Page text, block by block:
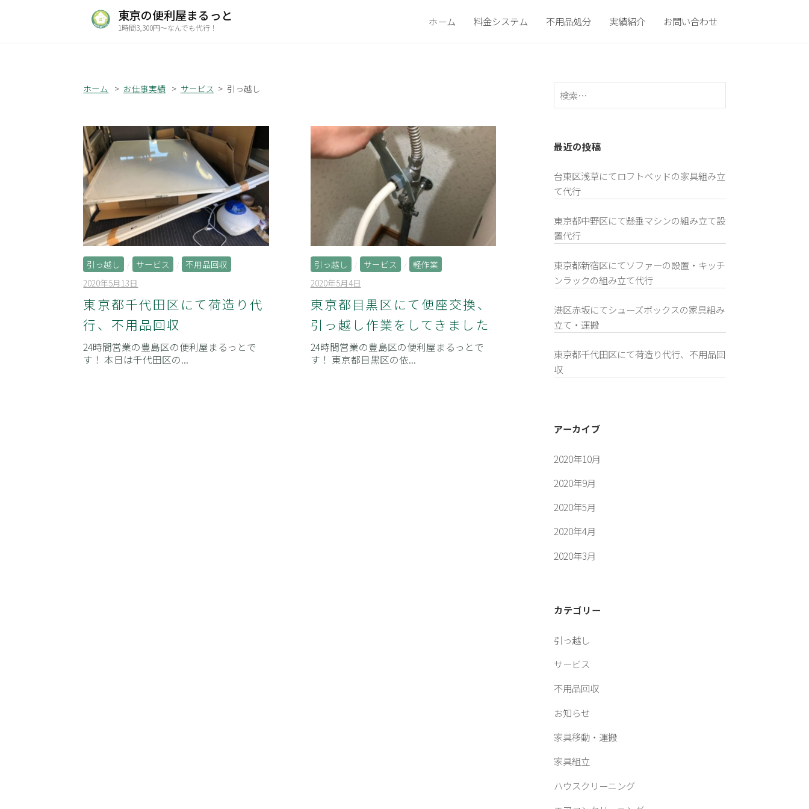
東京の便利屋まるっと
1時間3,300円～なんでも代行！ ホーム 料金システム 不用品処分 実績紹介 お問い合わせ
ホーム お仕事実績 サービス 引っ越し
引っ越し / サービス /
不用品回収
2020年5月13日
admin
件
の
メ
ン
東京都千代田区にて荷造り代
行、不用品回収
24時間営業の豊島区の便利屋まるっとで
す！ 本日は千代田区の...
引っ越し / サービス /
軽作業
2020年5月4日
admin
件
の
メ
ン
東京都目黒区にて便座交換、
引っ越し作業をしてきました
24時間営業の豊島区の便利屋まるっとで
す！ 東京都目黒区の依...
検
索:
最近の投稿
台東区浅草にてロフトベッドの家具組み立
て代行
東京都中野区にて懸垂マシンの組み立て設
置代行
東京都新宿区にてソファーの設置・キッチ
ンラックの組み立て代行
港区赤坂にてシューズボックスの家具組み
立て・運搬
東京都千代田区にて荷造り代行、不用品回
収
アーカイブ
2020年10月
2020年9月
2020年5月
2020年4月
2020年3月
カテゴリー
引っ越し
サービス
不用品回収
お知らせ
家具移動・運搬
家具組立
ハウスクリーニング